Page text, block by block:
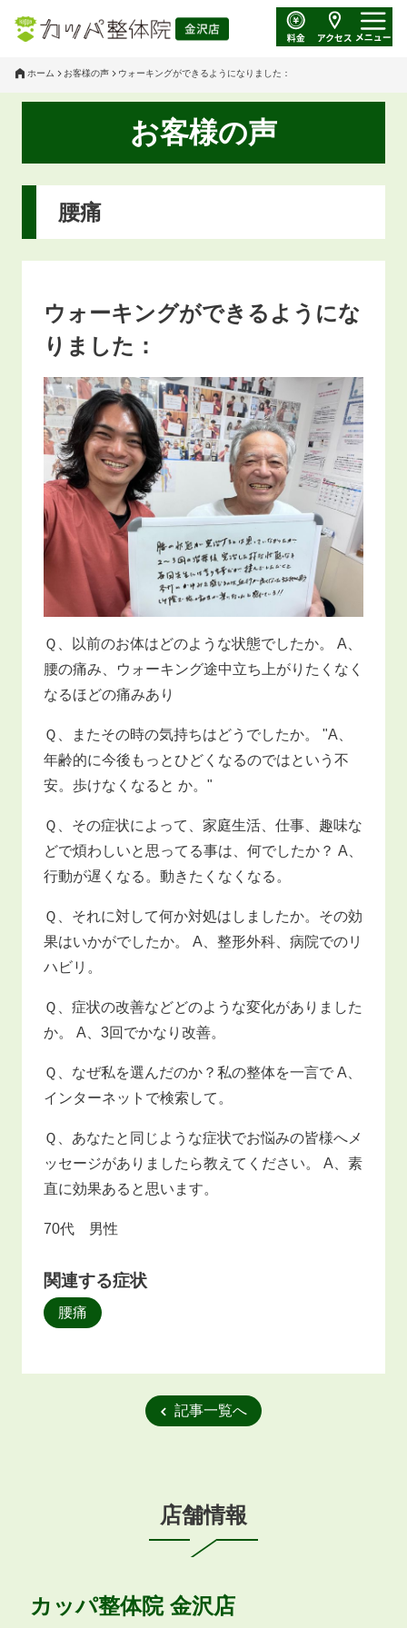
ホーム お客様の声 ウォーキングができるようになりました：
お客様の声
腰痛
ウォーキングができるようにな
りました：
Ｑ、以前のお体はどのような状態でしたか。 A、
腰の痛み、ウォーキング途中立ち上がりたくなく
なるほどの痛みあり
Ｑ、またその時の気持ちはどうでしたか。 "A、
年齢的に今後もっとひどくなるのではという不
安。歩けなくなると か。"
Ｑ、その症状によって、家庭生活、仕事、趣味な
どで煩わしいと思ってる事は、何でしたか？ A、
行動が遅くなる。動きたくなくなる。
Ｑ、それに対して何か対処はしましたか。その効
果はいかがでしたか。 A、整形外科、病院でのリ
ハビリ。
Ｑ、症状の改善などどのような変化がありました
か。 A、3回でかなり改善。
Ｑ、なぜ私を選んだのか？私の整体を一言で A、
インターネットで検索して。
Ｑ、あなたと同じような症状でお悩みの皆様へメ
ッセージがありましたら教えてください。 A、素
直に効果あると思います。
70代 男性
関連する症状
腰痛
記事一覧へ
店舗情報
カッパ整体院 金沢店